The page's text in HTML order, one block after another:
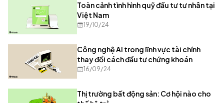
Toàn cảnh tình hình quỹ đầu tư tư nhân tại
Việt Nam
19/10/24
Công nghệ AI trong lĩnh vực tài chính
thay đổi cách đầu tư chứng khoán
16/09/24
Thị trường bất động sản: Cơ hội nào cho